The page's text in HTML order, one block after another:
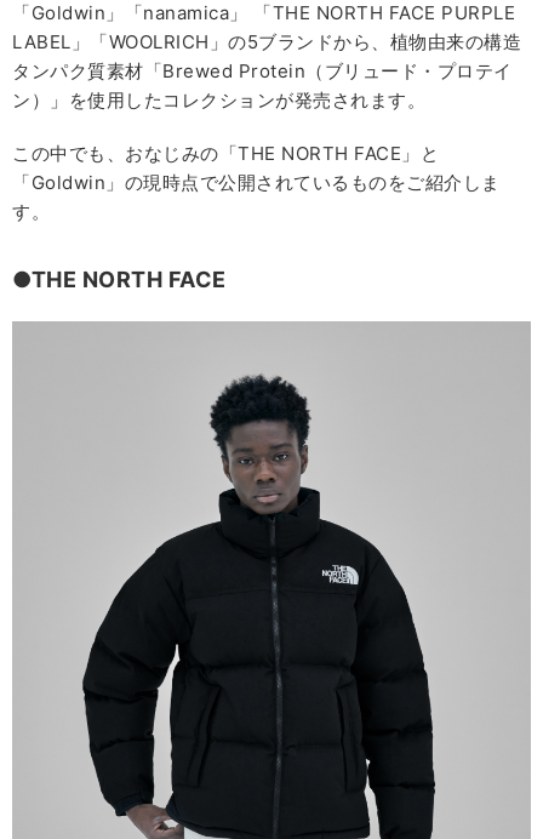
「Goldwin」「nanamica」 「THE NORTH FACE PURPLE
LABEL」「WOOLRICH」の5ブランドから、植物由来の構造
タンパク質素材「Brewed Protein（ブリュード・プロテイ
ン）」を使用したコレクションが発売されます。
この中でも、おなじみの「THE NORTH FACE」と
「Goldwin」の現時点で公開されているものをご紹介しま
す。
●THE NORTH FACE